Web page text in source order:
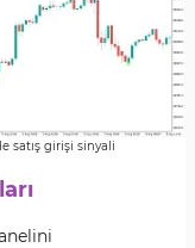
satış girişi sinyali